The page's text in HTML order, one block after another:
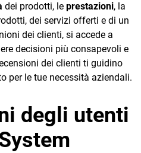
dei prodotti, le prestazioni, la
dei servizi offerti e di un
dei clienti, si accede a
decisioni più consapevoli e
dei clienti ti guidino
per le tue necessità aziendali.
degli utenti